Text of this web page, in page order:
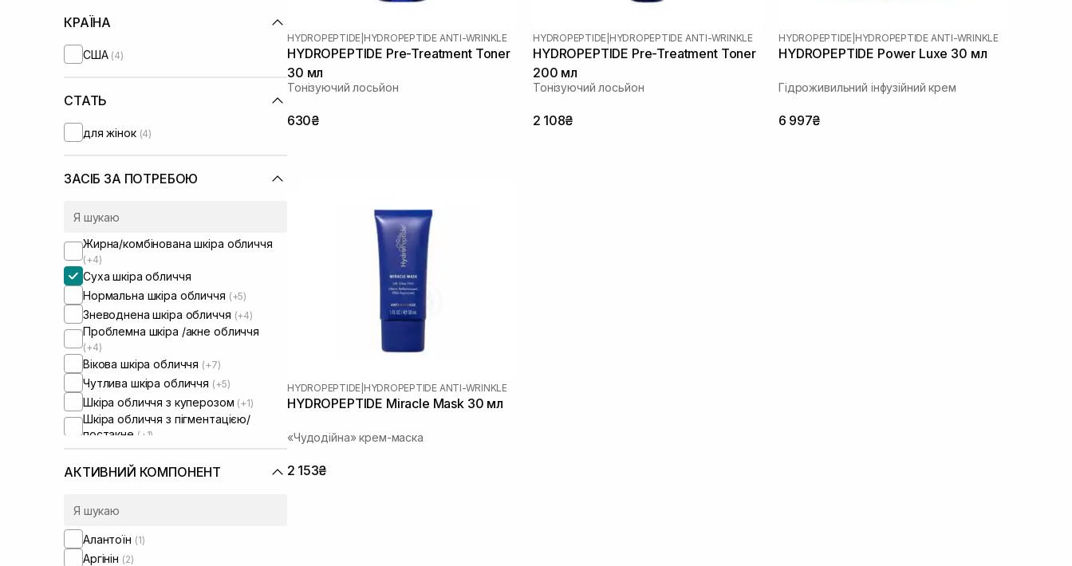
КРАЇНА
США (4)
СТАТЬ
для жінок (4)
ЗАСІБ ЗА ПОТРЕБОЮ
Жирна/комбінована шкіра обличчя
(+4)
Суха шкіра обличчя
Нормальна шкіра обличчя (+5)
Зневоднена шкіра обличчя (+4)
Проблемна шкіра /акне обличчя
(+4)
Вікова шкіра обличчя (+7)
Чутлива шкіра обличчя (+5)
Шкіра обличчя з куперозом (+1)
Шкіра обличчя з пігментацією/
постакне (+1)
Шкіра обличчя з розширеними
порами(+1)
Шкіра обличчя з порушеним
Шкіра обличчя з порушеним
АКТИВНИЙ КОМПОНЕНТ
Алантоїн (1)
Аргінін (2)
HYDROPEPTIDE HYDROPEPTIDE ANTI-WRINKLE
HYDROPEPTIDE Pre-Treatment Toner
30 мл
Тонізуючий лосьйон
630₴
HYDROPEPTIDE HYDROPEPTIDE ANTI-WRINKLE
HYDROPEPTIDE Pre-Treatment Toner
200 мл
Тонізуючий лосьйон
2 108₴
HYDROPEPTIDE HYDROPEPTIDE ANTI-WRINKLE
HYDROPEPTIDE Power Luxe 30 мл
Гідроживильний інфузійний крем
6 997₴
HYDROPEPTIDE HYDROPEPTIDE ANTI-WRINKLE
HYDROPEPTIDE Miracle Mask 30 мл
«Чудодійна» крем-маска
2 153₴